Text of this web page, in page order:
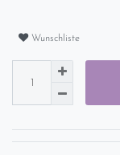
Wunschliste